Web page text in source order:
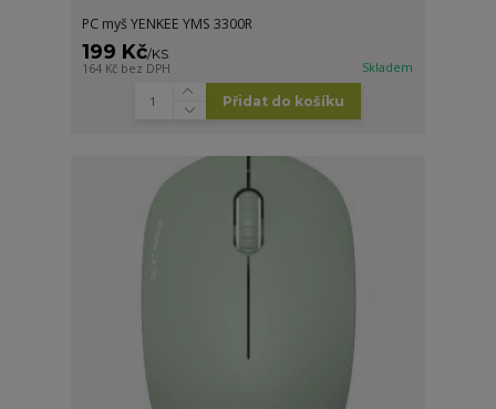
PC myš YENKEE YMS 3300R
199 Kč/KS
164 Kč bez DPH Skladem
Přidat do košíku